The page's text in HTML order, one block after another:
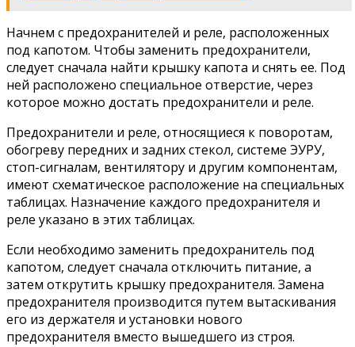
Начнем с предохранителей и реле, расположенных
под капотом. Чтобы заменить предохранители,
следует сначала найти крышку капота и снять ее. Под
ней расположено специальное отверстие, через
которое можно достать предохранители и реле.
Предохранители и реле, относящиеся к поворотам,
обогреву передних и задних стекол, системе ЭУРУ,
стоп-сигналам, вентилятору и другим компонентам,
имеют схематическое расположение на специальных
таблицах. Назначение каждого предохранителя и
реле указано в этих таблицах.
Если необходимо заменить предохранитель под
капотом, следует сначала отключить питание, а
затем открутить крышку предохранителя. Замена
предохранителя производится путем вытаскивания
его из держателя и установки нового
предохранителя вместо вышедшего из строя.